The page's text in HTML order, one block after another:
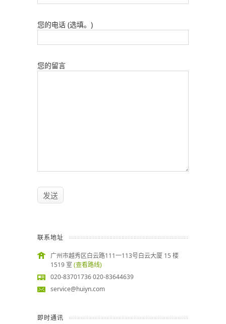
您的电话 (选填。)
您的留言
联系地址
广州市越秀区白云路111一113号白云大厦 15 楼
1519 室(查看路线)
020-83701736 020-83644639
service@huiyn.com
即时通讯